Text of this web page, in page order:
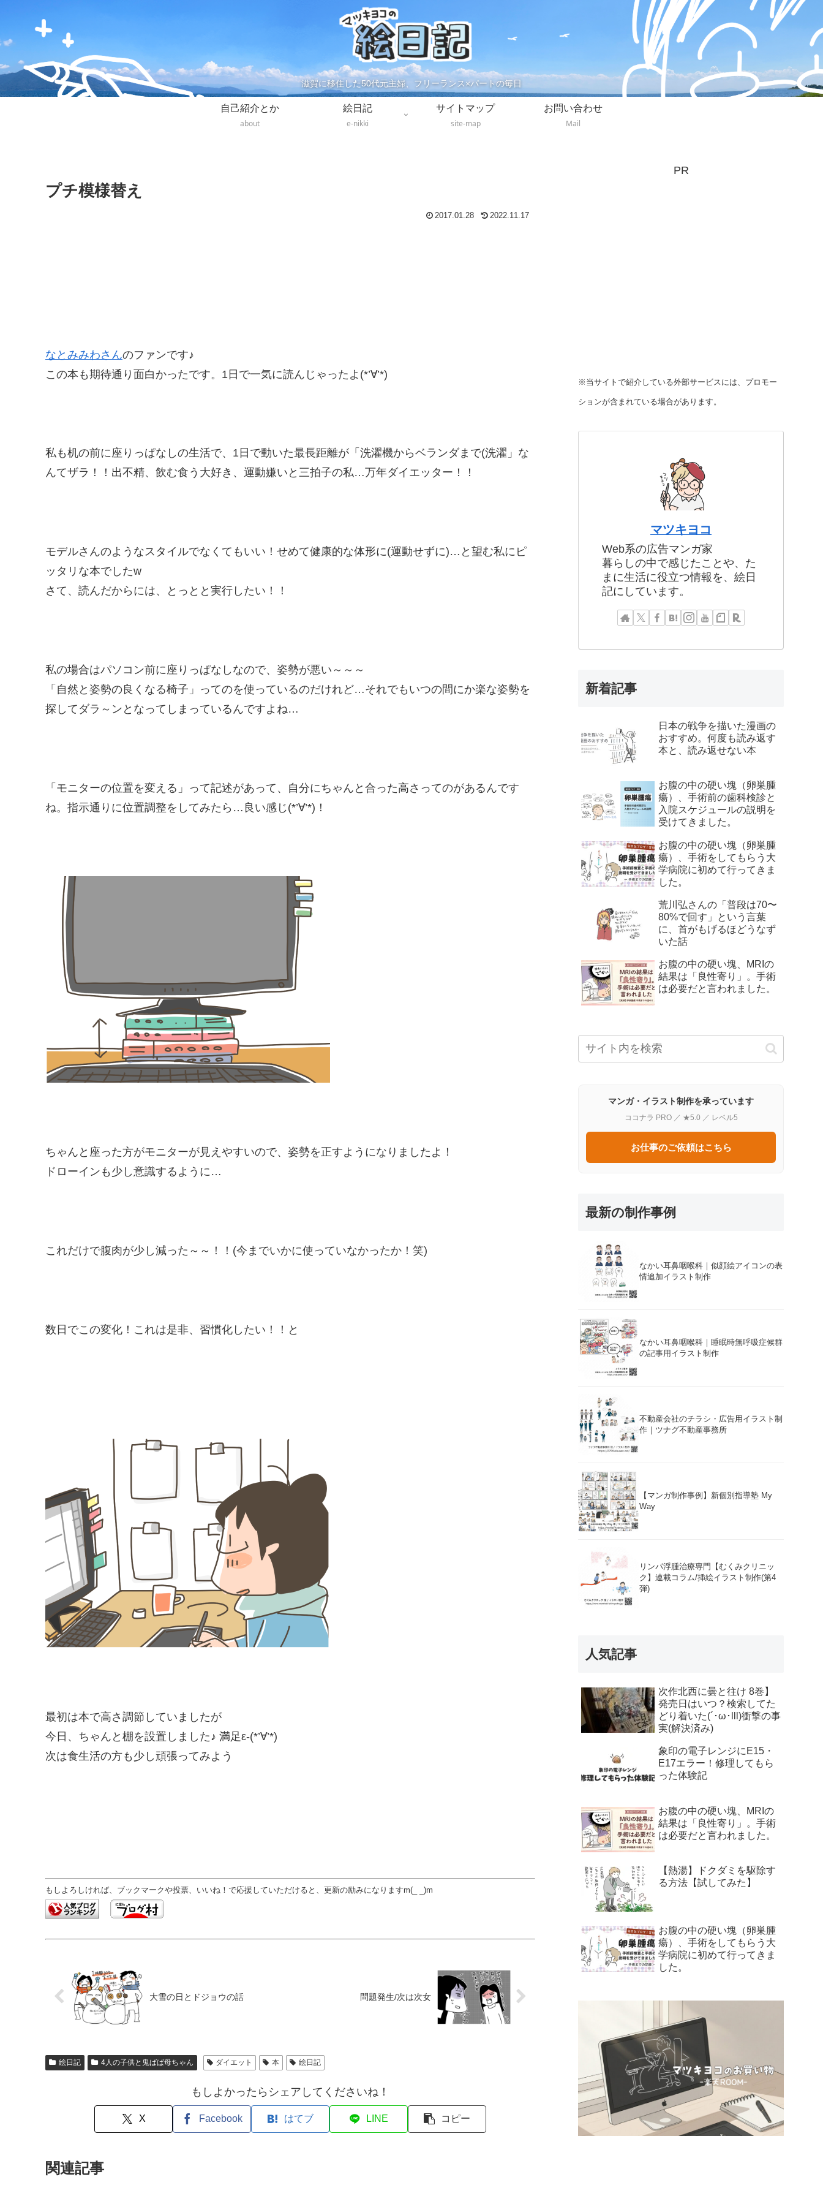
滋賀に移住した50代元主婦、フリーランス×パートの毎日
自己紹介とか
about
絵日記
e-nikki
サイトマップ
site-map
お問い合わせ
Mail
プチ模様替え
2017.01.28 2022.11.17
なとみみわさんのファンです♪
この本も期待通り面白かったです。1日で一気に読んじゃったよ(*’∀’*)
私も机の前に座りっぱなしの生活で、1日で動いた最長距離が「洗濯機からベランダまで(洗濯」な
んてザラ！！出不精、飲む食う大好き、運動嫌いと三拍子の私…万年ダイエッター！！
モデルさんのようなスタイルでなくてもいい！せめて健康的な体形に(運動せずに)…と望む私にピ
ッタリな本でしたw
さて、読んだからには、とっとと実行したい！！
私の場合はパソコン前に座りっぱなしなので、姿勢が悪い～～～
「自然と姿勢の良くなる椅子」ってのを使っているのだけれど…それでもいつの間にか楽な姿勢を
探してダラ～ンとなってしまっているんですよね…
「モニターの位置を変える」って記述があって、自分にちゃんと合った高さってのがあるんです
ね。指示通りに位置調整をしてみたら…良い感じ(*’∀’*)！
ちゃんと座った方がモニターが見えやすいので、姿勢を正すようになりましたよ！
ドローインも少し意識するように…
これだけで腹肉が少し減った～～！！(今までいかに使っていなかったか！笑)
数日でこの変化！これは是非、習慣化したい！！と
最初は本で高さ調節していましたが
今日、ちゃんと棚を設置しました♪ 満足ε-(*’∀’*)
次は食生活の方も少し頑張ってみよう
もしよろしければ、ブックマークや投票、いいね！で応援していただけると、更新の励みになりますm(_ _)m
大雪の日とドジョウの話 問題発生/次は次女
絵日記 4人の子供と鬼ばば母ちゃん ダイエット 本 絵日記
もしよかったらシェアしてくださいね！
X Facebook はてブ LINE コピー
関連記事
PR
※当サイトで紹介している外部サービスには、プロモー
ションが含まれている場合があります。
マツキヨコ
Web系の広告マンガ家
暮らしの中で感じたことや、た
まに生活に役立つ情報を、絵日
記にしています。
新着記事
日本の戦争を描いた漫画の
おすすめ。何度も読み返す
本と、読み返せない本
お腹の中の硬い塊（卵巣腫
瘍）、手術前の歯科検診と
入院スケジュールの説明を
受けてきました。
お腹の中の硬い塊（卵巣腫
瘍）、手術をしてもらう大
学病院に初めて行ってきま
した。
荒川弘さんの「普段は70〜
80%で回す」という言葉
に、首がもげるほどうなず
いた話
お腹の中の硬い塊、MRIの
結果は「良性寄り」。手術
は必要だと言われました。
マンガ・イラスト制作を承っています
ココナラ PRO ／ ★5.0 ／ レベル5
お仕事のご依頼はこちら
最新の制作事例
なかい耳鼻咽喉科｜似顔絵アイコンの表
情追加イラスト制作
なかい耳鼻咽喉科｜睡眠時無呼吸症候群
の記事用イラスト制作
不動産会社のチラシ・広告用イラスト制
作｜ツナグ不動産事務所
【マンガ制作事例】新個別指導塾 My
Way
リンパ浮腫治療専門【むくみクリニッ
ク】連載コラム/挿絵イラスト制作(第4
弾)
人気記事
次作北西に曇と往け 8巻】
発売日はいつ？検索してた
どり着いた(´･ω･lll)衝撃の事
実(解決済み)
象印の電子レンジにE15・
E17エラー！修理してもら
った体験記
お腹の中の硬い塊、MRIの
結果は「良性寄り」。手術
は必要だと言われました。
【熱湯】ドクダミを駆除す
る方法【試してみた】
お腹の中の硬い塊（卵巣腫
瘍）、手術をしてもらう大
学病院に初めて行ってきま
した。